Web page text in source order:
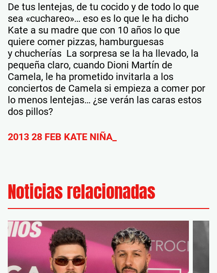
De tus lentejas, de tu cocido y de todo lo que
sea «cuchareo»… eso es lo que le ha dicho
Kate a su madre que con 10 años lo que
quiere comer pizzas, hamburguesas
y chucherías La sorpresa se la ha llevado, la
pequeña claro, cuando Dioni Martín de
Camela, le ha prometido invitarla a los
conciertos de Camela si empieza a comer por
lo menos lentejas… ¿se verán las caras estos
dos pillos?
2013 28 FEB KATE NIÑA_
Noticias relacionadas